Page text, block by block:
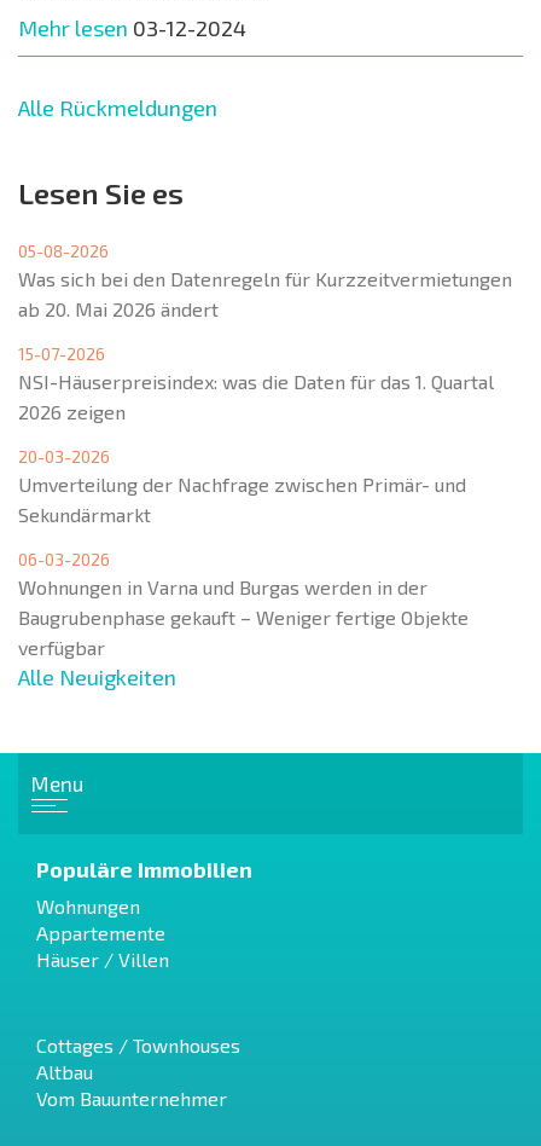
Mehr lesen 03-12-2024
Alle Rückmeldungen
Lesen Sie es
05-08-2026
Was sich bei den Datenregeln für Kurzzeitvermietungen
ab 20. Mai 2026 ändert
15-07-2026
NSI-Häuserpreisindex: was die Daten für das 1. Quartal
2026 zeigen
20-03-2026
Umverteilung der Nachfrage zwischen Primär- und
Sekundärmarkt
06-03-2026
Wohnungen in Varna und Burgas werden in der
Baugrubenphase gekauft – Weniger fertige Objekte
verfügbar
Alle Neuigkeiten
Menu
Populäre Immobilien
Wohnungen
Appartemente
Häuser / Villen
Cottages / Townhouses
Altbau
Vom Bauunternehmer